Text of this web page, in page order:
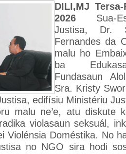
DILI,MJ
2026 Sua-
Justisa, Dr.
Fernandes da
malu ho
ba
Fundasaun
Sra. Kristy
edifísiu Ministériu
malu ne’e, atu diskute
violasaun seksuál,
Violénsia Doméstika. No
no NGO sira hodi